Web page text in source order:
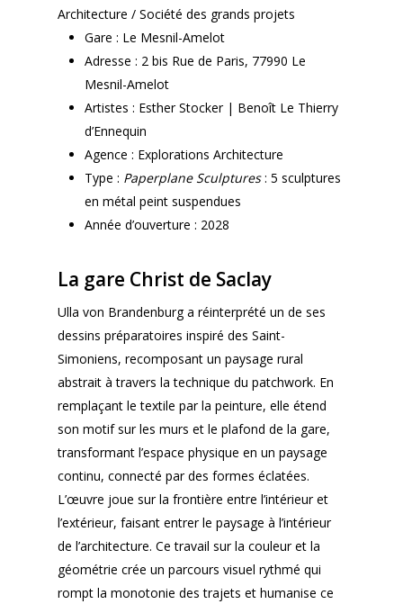
Architecture / Société des grands projets
Gare : Le Mesnil-Amelot
Adresse : 2 bis Rue de Paris, 77990 Le
Mesnil-Amelot
Artistes : Esther Stocker | Benoît Le Thierry
d’Ennequin
Agence : Explorations Architecture
Type : Paperplane Sculptures: 5 sculptures
en métal peint suspendues
Année d’ouverture : 2028
La gare Christ de Saclay
Ulla von Brandenburg a réinterprété un de ses
dessins préparatoires inspiré des Saint-
Simoniens, recomposant un paysage rural
abstrait à travers la technique du patchwork. En
remplaçant le textile par la peinture, elle étend
son motif sur les murs et le plafond de la gare,
transformant l’espace physique en un paysage
continu, connecté par des formes éclatées.
L’œuvre joue sur la frontière entre l’intérieur et
l’extérieur, faisant entrer le paysage à l’intérieur
de l’architecture. Ce travail sur la couleur et la
géométrie crée un parcours visuel rythmé qui
rompt la monotonie des trajets et humanise ce